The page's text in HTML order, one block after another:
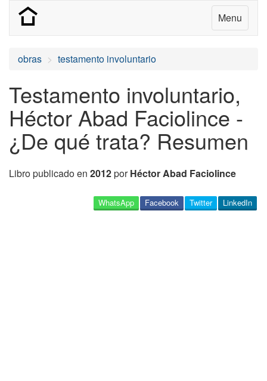
Menu
obras testamento involuntario
Testamento involuntario,
Héctor Abad Faciolince -
¿De qué trata? Resumen
Libro publicado en 2012porHéctor Abad Faciolince
LinkedIn
Twitter
Facebook
WhatsApp